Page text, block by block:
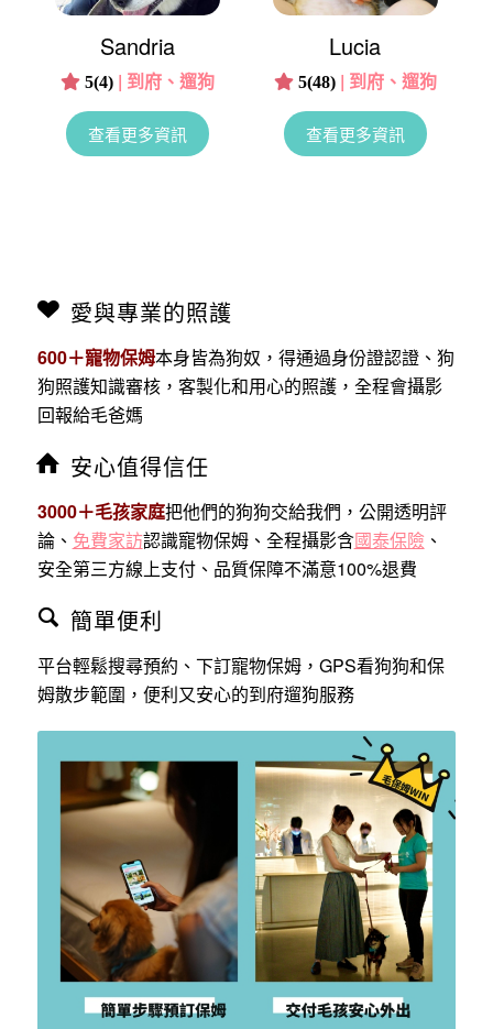
Sandria
5(4)| 到府、遛狗
查看更多資訊
Lucia
5(48)| 到府、遛狗
查看更多資訊
愛與專業的照護
600＋寵物保姆本身皆為狗奴，得通過身份證認證、狗
狗照護知識審核，客製化和用心的照護，全程會攝影
回報給毛爸媽
安心值得信任
3000＋毛孩家庭把他們的狗狗交給我們，公開透明評
論、 免費家訪認識寵物保姆、全程攝影含國泰保險 、
安全第三方線上支付、品質保障不滿意100%退費
簡單便利
平台輕鬆搜尋預約、下訂寵物保姆，GPS看狗狗和保
姆散步範圍，便利又安心的到府遛狗服務